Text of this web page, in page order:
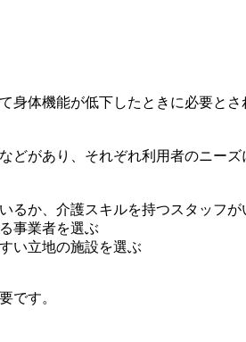
体機能が低下したときに必要と
があり、それぞれ利用者のニーズ
るか、介護スキルを持つスタッフが
事業者を選ぶ
い立地の施設を選ぶ
です。